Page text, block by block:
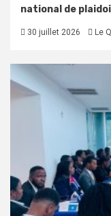
national de
30 juillet 2026 Le